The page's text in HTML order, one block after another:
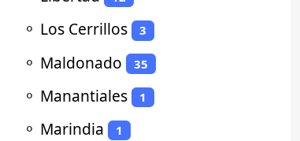
⚬ Los Cerrillos 3
⚬ Maldonado 35
⚬ Manantiales 1
⚬ Marindia 1